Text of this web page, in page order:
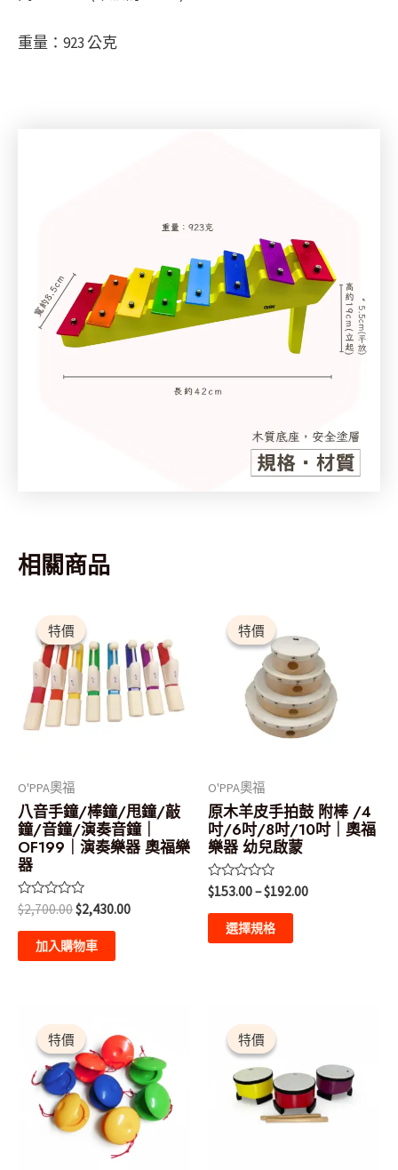
重量：923 公克
相關商品
特價
特價
O'PPA奧福
八音手鐘/棒鐘/甩鐘/敲
鐘/音鐘/演奏音鐘｜
OF199｜演奏樂器 奧福樂
器
評
分
0
$2,700.00
始
價
格：
$2,700.00。
$2,430.00
價
格：
$2,430.00。
加入購物車
特價
特價
O'PPA奧福
原木羊皮手拍鼓 附棒 /4
吋/6吋/8吋/10吋｜奧福
樂器 幼兒啟蒙
評
分
0
$153.00–$192.00
範
圍：
$153.00
到
$192.00
選擇規格
產
品
有
多
種
可
在
產
品
特價
特價
始
價
格：
$80.00。
價
格：
$72.00。
產
品
有
多
種
特價
特價
始
價
格：
$320.00。
格：
$288.00。
有
多